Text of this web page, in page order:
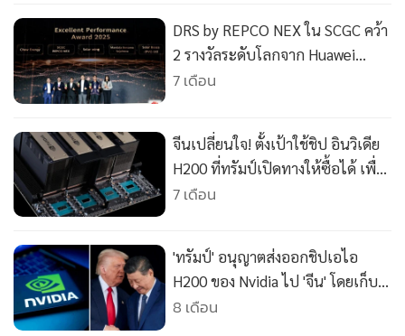
• Motoring
• เกม
• วิทยาศาสตร์
• SMEs
• หุ้น
• อินโดจีน
• กองทุนรวม
• Celeb Online
• Factcheck
• ญี่ปุ่น
News1
• Gotomanager
DRS by REPCO NEX ใน SCGC คว้า
2 รางวัลระดับโลกจาก Huawei
Global Installer Summit 2025
7 เดือน
จีนเปลี่ยนใจ! ตั้งเป้าใช้ชิป อินวิเดีย
H200 ที่ทรัมป์เปิดทางให้ซื้อได้ เพื่อ
เร่งงานพัฒนาเอไอเฉพาะหน้า แต่ยัง
7 เดือน
'ทรัมป์' อนุญาตส่งออกชิปเอไอ
H200 ของ Nvidia ไป 'จีน' โดยเก็บ
ค่าธรรมเนียม 25%
8 เดือน